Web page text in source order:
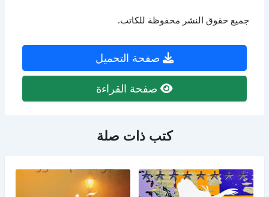
جميع حقوق النشر محفوظة للكاتب.
صفحة التحميل
صفحة القراءة
كتب ذات صلة